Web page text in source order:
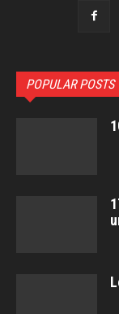
POPULAR POSTS